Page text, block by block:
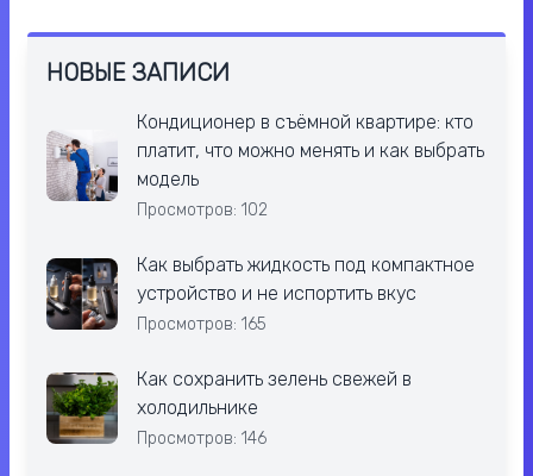
НОВЫЕ ЗАПИСИ
Кондиционер в съёмной квартире: кто
платит, что можно менять и как выбрать
модель
Просмотров: 102
Как выбрать жидкость под компактное
устройство и не испортить вкус
Просмотров: 165
Как сохранить зелень свежей в
холодильнике
Просмотров: 146